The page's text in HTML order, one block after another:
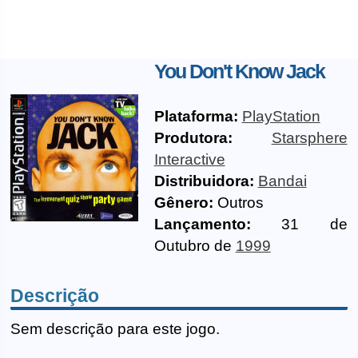
You Don't Know Jack
Plataforma: PlayStation
Produtora:
Starsphere
Interactive
Distribuidora: Bandai
Gênero: Outros
Lançamento: 31 de
Outubro de 1999
Descrição
Sem descrição para este jogo.